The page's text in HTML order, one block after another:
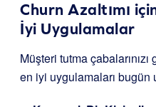
Churn Azaltımı
İyi Uygulamalar
Müşteri tutma
en iyi uygulamaları bugün